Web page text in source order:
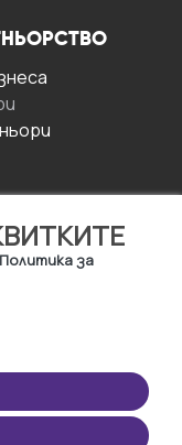
Политика за